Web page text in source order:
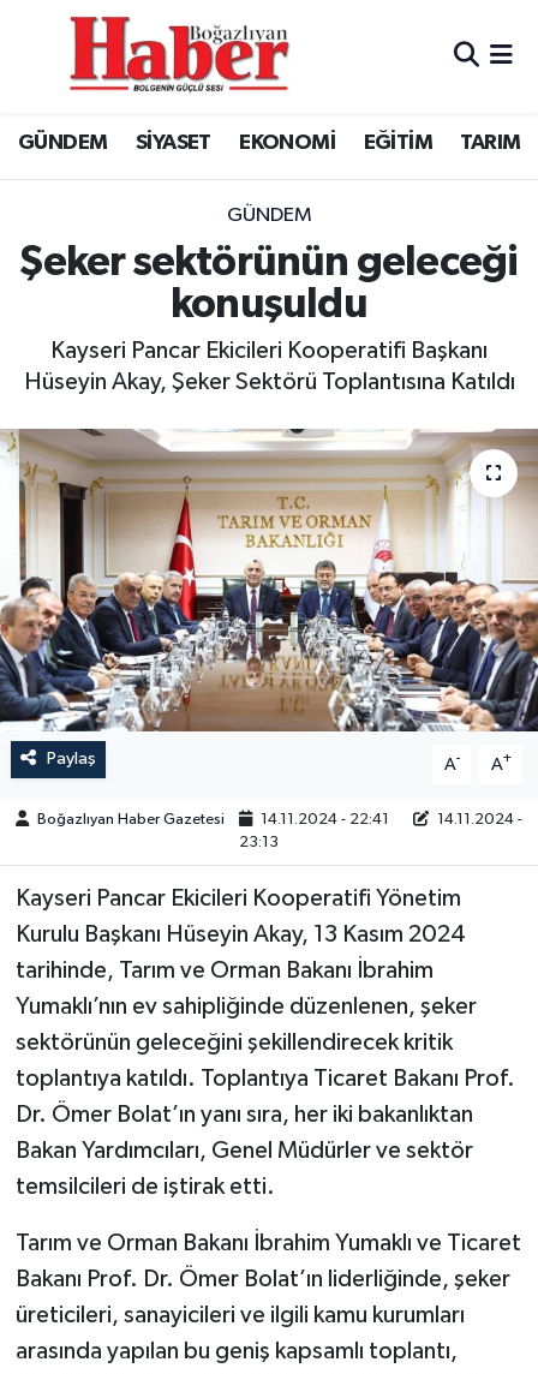
GÜNDEM SİYASET EKONOMİ EĞİTİM TARIM
GÜNDEM
Şeker sektörünün geleceği
konuşuldu
Kayseri Pancar Ekicileri Kooperatifi Başkanı
Hüseyin Akay, Şeker Sektörü Toplantısına Katıldı
Paylaş A- A+
Boğazlıyan Haber Gazetesi 14.11.2024 - 22:41
14.11.2024 -
23:13
Kayseri Pancar Ekicileri Kooperatifi Yönetim
Kurulu Başkanı Hüseyin Akay, 13 Kasım 2024
tarihinde, Tarım ve Orman Bakanı İbrahim
Yumaklı’nın ev sahipliğinde düzenlenen, şeker
sektörünün geleceğini şekillendirecek kritik
toplantıya katıldı. Toplantıya Ticaret Bakanı Prof.
Dr. Ömer Bolat’ın yanı sıra, her iki bakanlıktan
Bakan Yardımcıları, Genel Müdürler ve sektör
temsilcileri de iştirak etti.
Tarım ve Orman Bakanı İbrahim Yumaklı ve Ticaret
Bakanı Prof. Dr. Ömer Bolat’ın liderliğinde, şeker
üreticileri, sanayicileri ve ilgili kamu kurumları
arasında yapılan bu geniş kapsamlı toplantı,
GÜNDEM
SİYASET
EĞİTİM
SPOR
Foto Galeri
Video
Yazarlar
GÜNDEM
EKONOMİ
EĞİTİM
Boğazlıyan Hava Durumu
Boğazlıyan Trafik Yoğunluk Haritası
TFF 3.Lig 3.Grup Puan Durumu ve Fikstür
Tüm Manşetler
Haber Arşivi